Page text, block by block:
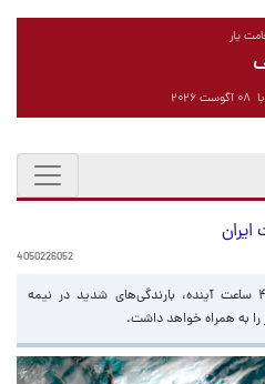
یار
4050226052
تشدید ناپایداری‌های همرفتی طی ۴۸ ساعت آینده، بارندگی‌های شدید در نیمه
به همراه خواهد داشت.